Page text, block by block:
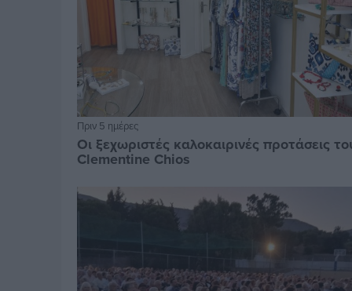
Πριν 5 ημέρες
Οι ξεχωριστές καλοκαιρινές προτάσεις
Clementine Chios